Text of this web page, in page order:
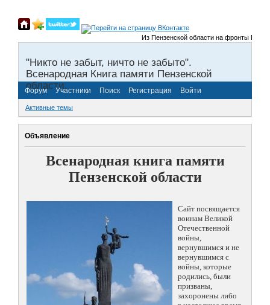
Из Пензенской области на фронты
"Никто не забыт, ничто не забыто".
Всенародная Книга памяти Пензенской
области.
Форум Участники Поиск Регистрация Войти
Активные темы
Объявление
Всенародная книга памяти
Пензенской области
Сайт посвящается
воинам Великой
Отечественной
войны,
вернувшимся и не
вернувшимся с
войны, которые
родились, были
призваны,
захоронены либо